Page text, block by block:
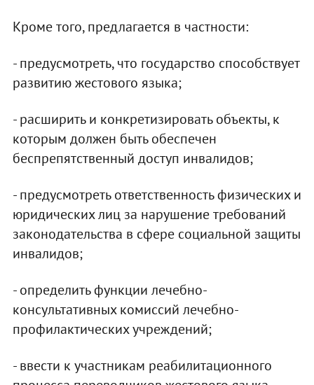
Кроме того, предлагается в частности:
- предусмотреть, что государство способствует
развитию жестового языка;
- расширить и конкретизировать объекты, к
которым должен быть обеспечен
беспрепятственный доступ инвалидов;
- предусмотреть ответственность физических и
юридических лиц за нарушение требований
законодательства в сфере социальной защиты
инвалидов;
- определить функции лечебно-
консультативных комиссий лечебно-
профилактических учреждений;
- ввести к участникам реабилитационного